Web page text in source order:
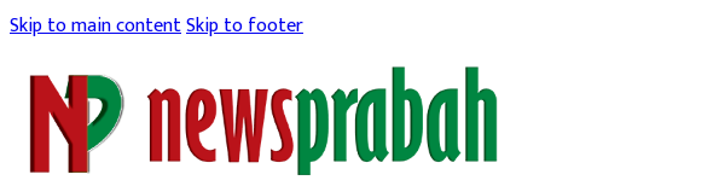
Skip to main contentSkip to footer